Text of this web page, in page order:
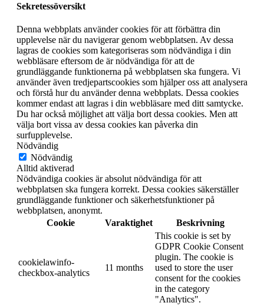
Sekretessöversikt
Denna webbplats använder cookies för att förbättra din
upplevelse när du navigerar genom webbplatsen. Av dessa
lagras de cookies som kategoriseras som nödvändiga i din
webbläsare eftersom de är nödvändiga för att de
grundläggande funktionerna på webbplatsen ska fungera. Vi
använder även tredjepartscookies som hjälper oss att analysera
och förstå hur du använder denna webbplats. Dessa cookies
kommer endast att lagras i din webbläsare med ditt samtycke.
Du har också möjlighet att välja bort dessa cookies. Men att
välja bort vissa av dessa cookies kan påverka din
surfupplevelse.
Nödvändig
Nödvändig
Alltid aktiverad
Nödvändiga cookies är absolut nödvändiga för att
webbplatsen ska fungera korrekt. Dessa cookies säkerställer
grundläggande funktioner och säkerhetsfunktioner på
webbplatsen, anonymt.
Cookie
Varaktighet Beskrivning
cookielawinfo-
checkbox-analytics
11 months
This cookie is set by
GDPR Cookie Consent
plugin. The cookie is
used to store the user
consent for the cookies
in the category
"Analytics".